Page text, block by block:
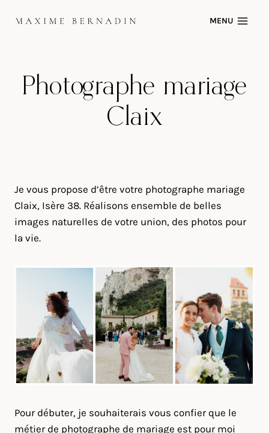
MENU
Photographe mariage
Claix
Je vous propose d’être votre photographe mariage
Claix, Isère 38. Réalisons ensemble de belles
images naturelles de votre union, des photos pour
la vie.
Pour débuter, je souhaiterais vous confier que le
métier de photographe de mariage est pour moi